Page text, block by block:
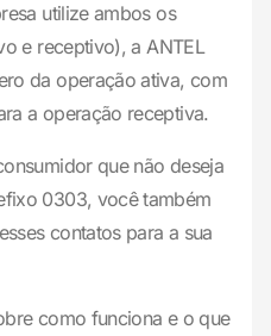
utilize ambos os
e receptivo), a ANTEL
da operação ativa, com
a operação receptiva.
que não deseja
0303, você também
contatos para a sua
como funciona e o que